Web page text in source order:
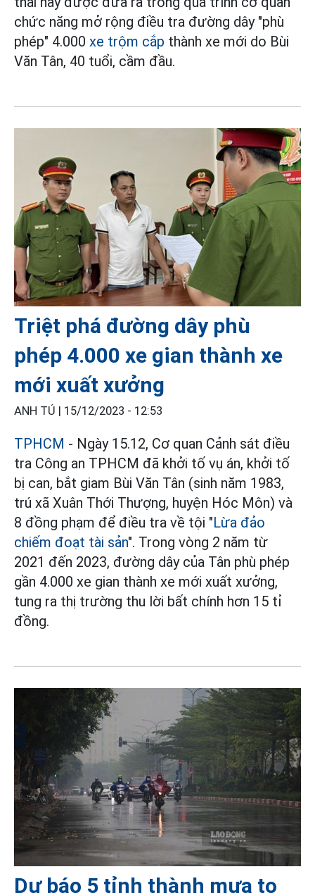
chức năng mở rộng điều tra đường dây "phù
phép" 4.000 xe trộm cắp thành xe mới do Bùi
Văn Tân, 40 tuổi, cầm đầu.
Triệt phá đường dây phù
phép 4.000 xe gian thành xe
mới xuất xưởng
ANH TÚ | 15/12/2023 - 12:53
TPHCM - Ngày 15.12, Cơ quan Cảnh sát điều
tra Công an TPHCM đã khởi tố vụ án, khởi tố
bị can, bắt giam Bùi Văn Tân (sinh năm 1983,
trú xã Xuân Thới Thượng, huyện Hóc Môn) và
8 đồng phạm để điều tra về tội "Lừa đảo
chiếm đoạt tài sản". Trong vòng 2 năm từ
2021 đến 2023, đường dây của Tân phù phép
gần 4.000 xe gian thành xe mới xuất xưởng,
tung ra thị trường thu lời bất chính hơn 15 tỉ
đồng.
Dự báo 5 tỉnh thành mưa to